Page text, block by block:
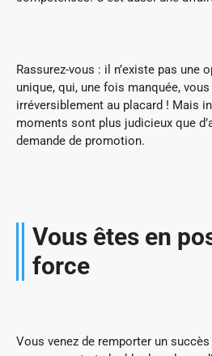
Rassurez-vous : il n’existe pas une
unique, qui, une fois manquée,
irréversiblement au placard ! Mais
moments sont plus judicieux que
demande de promotion.
Vous êtes en
force
Vous venez de remporter un